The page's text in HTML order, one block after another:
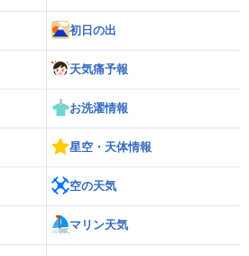
初日の出
天気痛予報
お洗濯情報
星空・天体情報
空の天気
マリン天気